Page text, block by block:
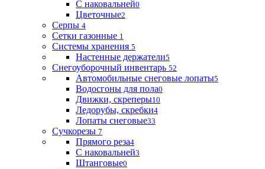
С наковальней0
Цветочные2
Серпы 4
Сетки газонные 1
Системы хранения 5
Настенные держатели5
Снегоуборочный инвентарь 52
Автомобильные снеговые лопаты5
Водосгоны для пола0
Движки, скреперы10
Ледорубы, скребки4
Лопаты снеговые33
Сучкорезы 7
Прямого реза4
С наковальней3
Штанговые0